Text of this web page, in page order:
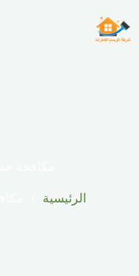
إلى
المحتوى
الرئيسية